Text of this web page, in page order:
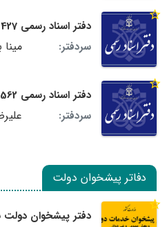
دفتر اسناد رسمی 427 تهران
سردفتر:
دفتر اسناد رسمی 562 تهران
سردفتر:
دفاتر پیشخوان دولت
دفتر پیشخوان دولت